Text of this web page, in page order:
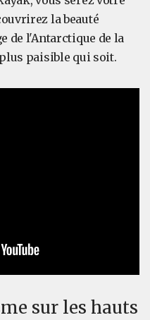
la beauté
de l'Antarctique de la
paisible qui soit.
sur les hauts